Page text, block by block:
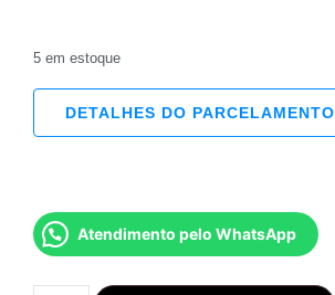
5 em estoque
DETALHES DO PARCELAMENTO
Atendimento pelo WhatsApp